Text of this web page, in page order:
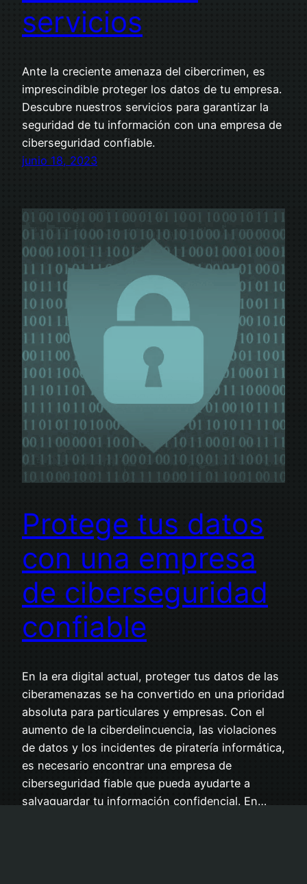
servicios
Ante la creciente amenaza del cibercrimen, es
imprescindible proteger los datos de tu empresa.
Descubre nuestros servicios para garantizar la
seguridad de tu información con una empresa de
ciberseguridad confiable.
junio 18, 2023
Protege tus datos
con una empresa
de ciberseguridad
confiable
En la era digital actual, proteger tus datos de las
ciberamenazas se ha convertido en una prioridad
absoluta para particulares y empresas. Con el
aumento de la ciberdelincuencia, las violaciones
de datos y los incidentes de piratería informática,
es necesario encontrar una empresa de
ciberseguridad fiable que pueda ayudarte a
salvaguardar tu información confidencial. En…